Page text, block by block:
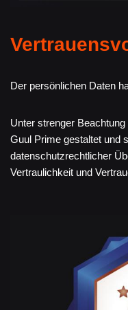
Der persönlichen Daten
Unter strenger
Guul Prime gestaltet und
datenschutzrechtlicher
Vertraulichkeit und